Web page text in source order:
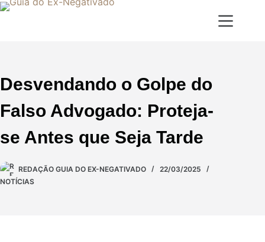
Desvendando o Golpe do
Falso Advogado: Proteja-
se Antes que Seja Tarde
REDAÇÃO GUIA DO EX-NEGATIVADO
22/03/2025
NOTÍCIAS